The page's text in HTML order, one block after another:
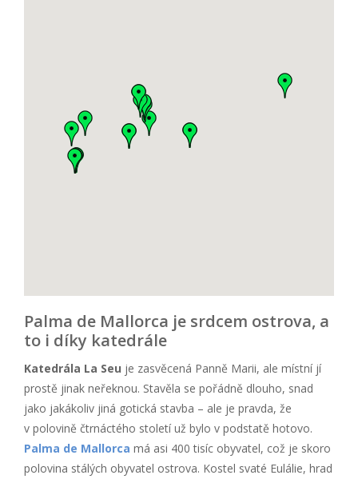
Palma de Mallorca je srdcem ostrova, a
to i díky katedrále
Katedrála La Seu je zasvěcená Panně Marii, ale místní jí
prostě jinak neřeknou. Stavěla se pořádně dlouho, snad
jako jakákoliv jiná gotická stavba – ale je pravda, že
v polovině čtrnáctého století už bylo v podstatě hotovo.
Palma de Mallorca má asi 400 tisíc obyvatel, což je skoro
polovina stálých obyvatel ostrova. Kostel svaté Eulálie, hrad